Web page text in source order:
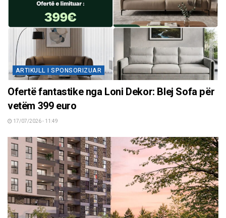
ARTIKULL I SPONSORIZUAR
Ofertë fantastike nga Loni Dekor: Blej Sofa për
vetëm 399 euro
17/07/2026 - 11:49